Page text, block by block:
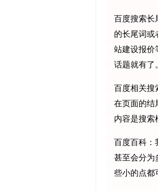
百度搜索长
的长尾词或
站建设报价
话题就有了
百度相关搜
在页面的结
内容是搜索
百度百科：
甚至会分为
些小的点都